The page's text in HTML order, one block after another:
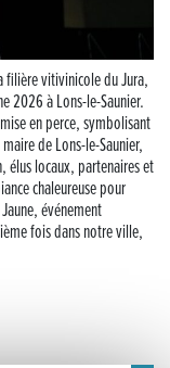
d’ECLA
!
filière vitivinicole du Jura,
2026 à Lons-le-Saunier.
en perce, symbolisant
de Lons-le-Saunier,
élus locaux, partenaires et
chaleureuse pour
événement
fois dans notre ville,